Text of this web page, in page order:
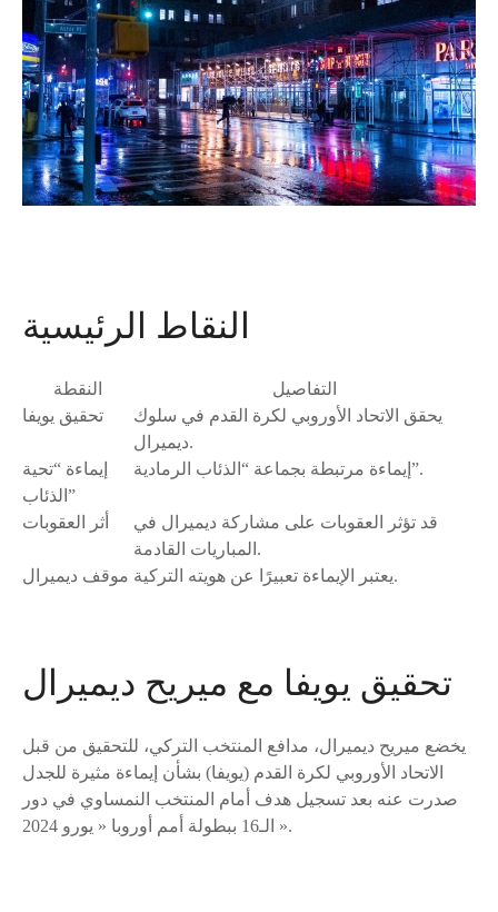
النقاط الرئيسية
النقطة
التفاصيل
تحقيق يويفا
يحقق الاتحاد الأوروبي لكرة القدم في سلوك
ديميرال.
إيماءة “تحية
الذئاب”
إيماءة مرتبطة بجماعة “الذئاب الرمادية”.
أثر العقوبات
قد تؤثر العقوبات على مشاركة ديميرال في
المباريات القادمة.
موقف ديميرال
يعتبر الإيماءة تعبيرًا عن هويته التركية.
تحقيق يويفا مع ميريح ديميرال
يخضع ميريح ديميرال، مدافع المنتخب التركي، للتحقيق من قبل
الاتحاد الأوروبي لكرة القدم (يويفا) بشأن إيماءة مثيرة للجدل
صدرت عنه بعد تسجيل هدف أمام المنتخب النمساوي في دور
الـ16 ببطولة أمم أوروبا « يورو 2024 ».